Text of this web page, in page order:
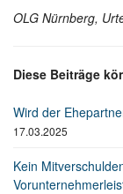
OLG Nürnberg,
Diese Beiträge
Wird der
17.03.2025
Kein